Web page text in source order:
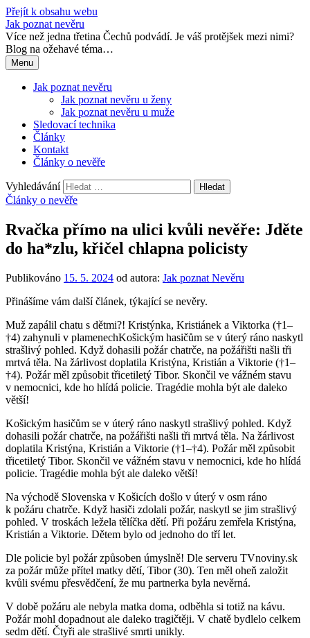
Přejít k obsahu webu
Jak poznat nevěru
Více než jedna třetina Čechů podvádí. Je váš protějšek mezi nimi?
Blog na ožehavé téma…
Menu
Jak poznat nevěru
Jak poznat nevěru u ženy
Jak poznat nevěru u muže
Sledovací technika
Články
Kontakt
Články o nevěře
Vyhledávání
Články o nevěře
Rvačka přímo na ulici kvůli nevěře: Jděte
do ha*zlu, křičel chlapna policisty
Publikováno 15. 5. 2024 od autora: Jak poznat Nevěru
Přinášíme vám další článek, týkající se nevěry.
Muž zapálil chatu s dětmi?! Kristýnka, Kristiánek a Viktorka (†1–
†4) zahynuli v plamenechKošickým hasičům se v úterý ráno naskytl
strašlivý pohled. Když dohasili požár chatrče, na požářišti našli tři
mrtvá těla. Na žárlivost doplatila Kristýna, Kristián a Viktorie (†1–
†4). Požár měl způsobit třicetiletý Tibor. Skončil ve vážném stavu
v nemocnici, kde ho hlídá policie. Tragédie mohla být ale daleko
větší!
Košickým hasičům se v úterý ráno naskytl strašlivý pohled. Když
dohasili požár chatrče, na požářišti našli tři mrtvá těla. Na žárlivost
doplatila Kristýna, Kristián a Viktorie (†1–†4). Požár měl způsobit
třicetiletý Tibor. Skončil ve vážném stavu v nemocnici, kde ho hlídá
policie. Tragédie mohla být ale daleko větší!
Na východě Slovenska v Košicích došlo v úterý v osm ráno
k požáru chatrče. Když hasiči zdolali požár, naskytl se jim strašlivý
pohled. V troskách ležela tělíčka dětí. Při požáru zemřela Kristýna,
Kristián a Viktorie. Dětem bylo od jednoho do tří let.
Dle policie byl požár způsoben úmyslně! Dle serveru TVnoviny.sk
za požár může přítel matky dětí, Tibor (30). Ten měl oheň založit
kvůli svému přesvědčení, že mu partnerka byla nevěrná.
V době požáru ale nebyla matka doma, odběhla si totiž na kávu.
Požár mohl dopadnout ale daleko tragičtěji. V chatě bydlelo celkem
sedm dětí. Čtyři ale strašlivé smrti unikly.